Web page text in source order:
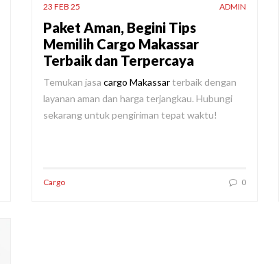
23 FEB 25 ADMIN
Paket Aman, Begini Tips
Memilih Cargo Makassar
Terbaik dan Terpercaya
Temukan jasa cargo Makassarterbaik dengan
layanan aman dan harga terjangkau. Hubungi
sekarang untuk pengiriman tepat waktu!
Cargo 0